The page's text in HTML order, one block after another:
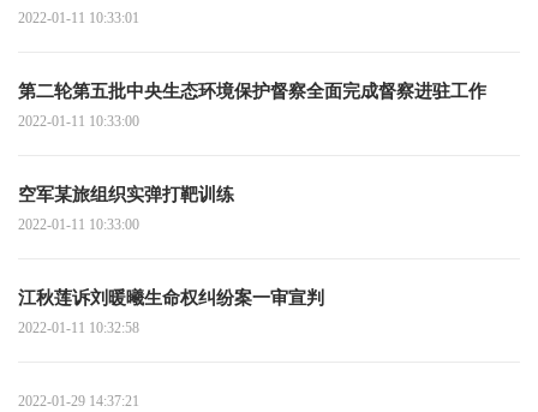
2022-01-11 10:33:01
第二轮第五批中央生态环境保护督察全面完成督察进驻工作
2022-01-11 10:33:00
空军某旅组织实弹打靶训练
2022-01-11 10:33:00
江秋莲诉刘暖曦生命权纠纷案一审宣判
2022-01-11 10:32:58
2022-01-29 14:37:21